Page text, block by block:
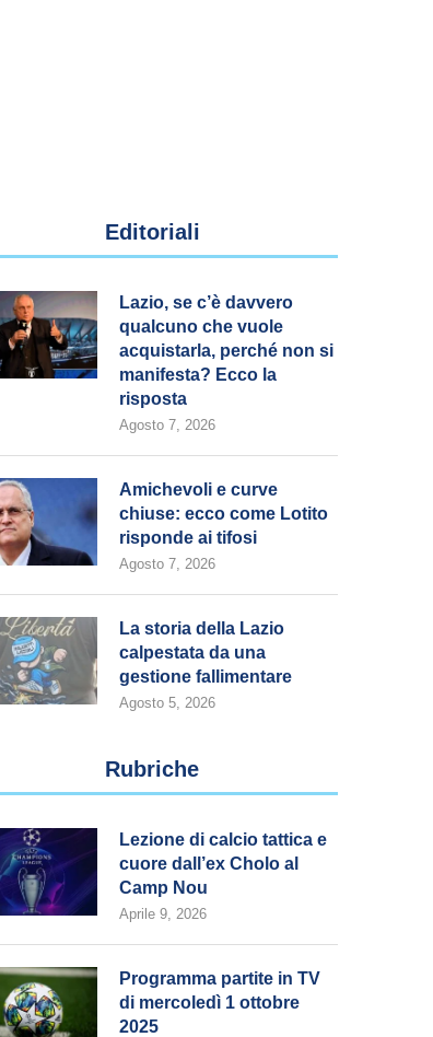
Editoriali
Lazio, se c’è davvero
qualcuno che vuole
acquistarla, perché non si
manifesta? Ecco la
risposta
Agosto 7, 2026
Amichevoli e curve
chiuse: ecco come Lotito
risponde ai tifosi
Agosto 7, 2026
La storia della Lazio
calpestata da una
gestione fallimentare
Agosto 5, 2026
Rubriche
Lezione di calcio tattica e
cuore dall’ex Cholo al
Camp Nou
Aprile 9, 2026
Programma partite in TV
di mercoledì 1 ottobre
2025